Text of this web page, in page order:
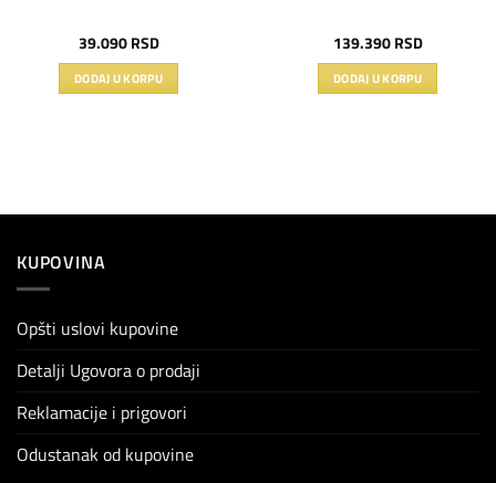
39.090 RSD
DODAJ U KORPU
139.390 RSD
DODAJ U KORPU
KUPOVINA
Opšti uslovi kupovine
Detalji Ugovora o prodaji
Reklamacije i prigovori
Odustanak od kupovine